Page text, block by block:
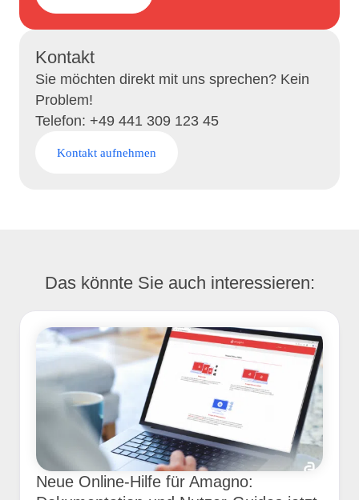
Kontakt
Sie möchten direkt mit uns sprechen? Kein
Problem!
Telefon: +49 441 309 123 45
Kontakt aufnehmen
Das könnte Sie auch interessieren:
Neue Online-Hilfe für Amagno: